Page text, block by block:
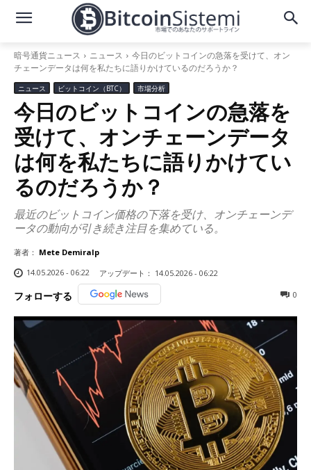
暗号通貨ニュース ニュース
今日のビットコインの急落を受けて、オン
チェーンデータは何を私たちに語りかけているのだろうか？
ニュース ビットコイン（BTC） 市場分析
今日のビットコインの急落を
受けて、オンチェーンデータ
は何を私たちに語りかけてい
るのだろうか？
最近のビットコイン価格の下落を受け、オンチェーンデ
ータの動向が引き続き注目を集めている。
著者： Mete Demiralp
14.05.2026 - 06:22
アップデート： 14.05.2026 - 06:22
フォローする 0